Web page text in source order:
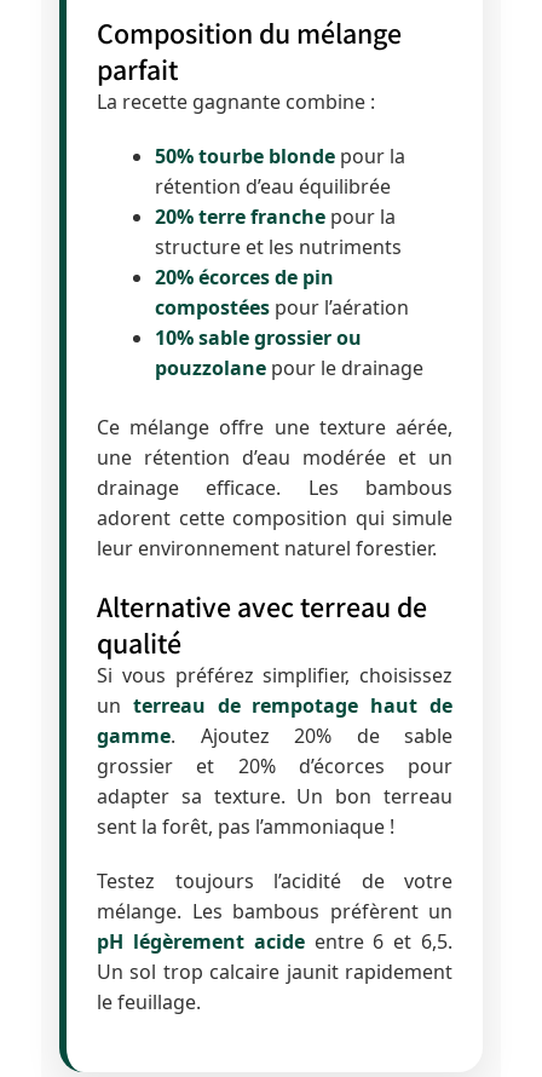
Composition du mélange
parfait
La recette gagnante combine :
50% tourbe blonde pour la
rétention d’eau équilibrée
20% terre franche pour la
structure et les nutriments
20% écorces de pin
compostées pour l’aération
10% sable grossier ou
pouzzolane pour le drainage
Ce mélange offre une texture aérée,
une rétention d’eau modérée et un
drainage efficace. Les bambous
adorent cette composition qui simule
leur environnement naturel forestier.
Alternative avec terreau de
qualité
Si vous préférez simplifier, choisissez
un terreau de rempotage haut de
gamme. Ajoutez 20% de sable
grossier et 20% d’écorces pour
adapter sa texture. Un bon terreau
sent la forêt, pas l’ammoniaque !
Testez toujours l’acidité de votre
mélange. Les bambous préfèrent un
pH légèrement acideentre 6 et 6,5.
Un sol trop calcaire jaunit rapidement
le feuillage.